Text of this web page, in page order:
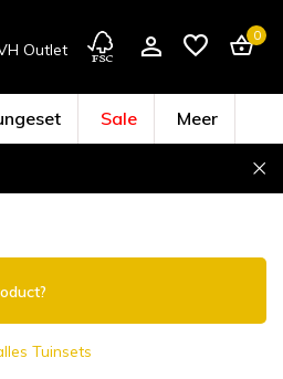
Outlet
0
Sale Meer
Tuinsets